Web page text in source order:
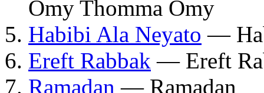
Omy Thomma Omy
Habibi Ala Neyato —
Ereft Rabbak — Ereft
Ramadan — Ramadan